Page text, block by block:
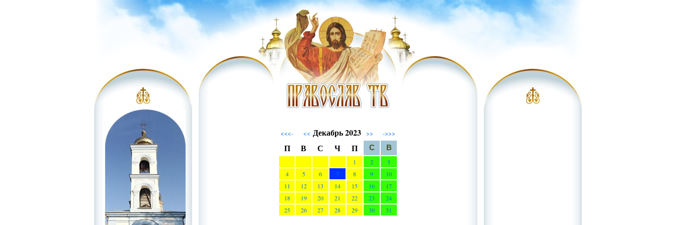
<<<- << Декабрь 2023 >> ->>>
П В С Ч П С
В
1
2
3
4
5 6 7 8 9
10
11
12 13 14 15 16
17
18
19 20 21 22 23
24
25
26 27 28 29 30 31